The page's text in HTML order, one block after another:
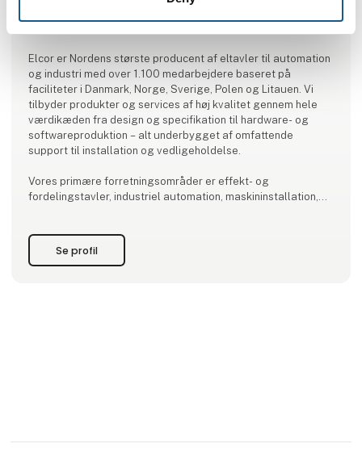
Elcor A/S
Elcor er Nordens største producent af eltavler til automation
og industri med over 1.100 medarbejdere baseret på
faciliteter i Danmark, Norge, Sverige, Polen og Litauen. Vi
tilbyder produkter og services af høj kvalitet gennem hele
værdikæden fra design og specifikation til hardware- og
softwareproduktion – alt underbygget af omfattende
support til installation og vedligeholdelse.
Vores primære forretningsområder er effekt- og
fordelingstavler, industriel automation, maskininstallation,
Vi gør brug af mere end 100 års dyb ekspertise, topmoderne
Se profil